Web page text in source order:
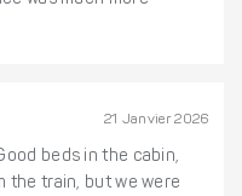
21 Janvier 2026
beds in the cabin,
the train, but we were